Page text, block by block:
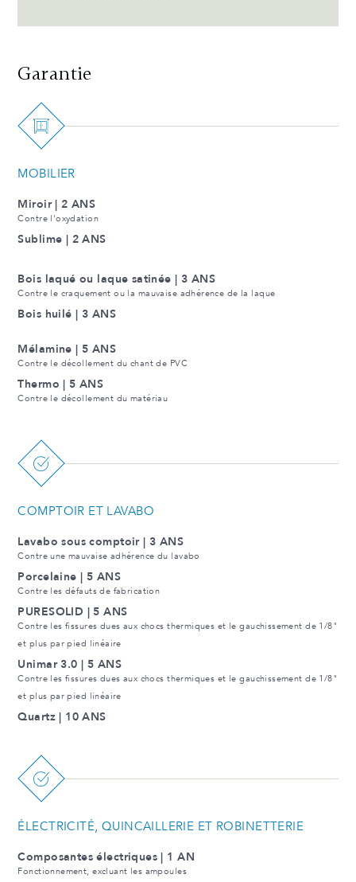
Garantie
MOBILIER
Miroir | 2 ANS
Contre l'oxydation
Sublime | 2 ANS
Bois laqué ou laque satinée | 3 ANS
Contre le craquement ou la mauvaise adhérence de la laque
Bois huilé | 3 ANS
Mélamine | 5 ANS
Contre le décollement du chant de PVC
Thermo | 5 ANS
Contre le décollement du matériau
COMPTOIR ET LAVABO
Lavabo sous comptoir | 3 ANS
Contre une mauvaise adhérence du lavabo
Porcelaine | 5 ANS
Contre les défauts de fabrication
PURESOLID | 5 ANS
Contre les fissures dues aux chocs thermiques et le gauchissement de 1/8"
et plus par pied linéaire
Unimar 3.0 | 5 ANS
Contre les fissures dues aux chocs thermiques et le gauchissement de 1/8"
et plus par pied linéaire
Quartz | 10 ANS
ÉLECTRICITÉ, QUINCAILLERIE ET ROBINETTERIE
Composantes électriques | 1 AN
Fonctionnement, excluant les ampoules